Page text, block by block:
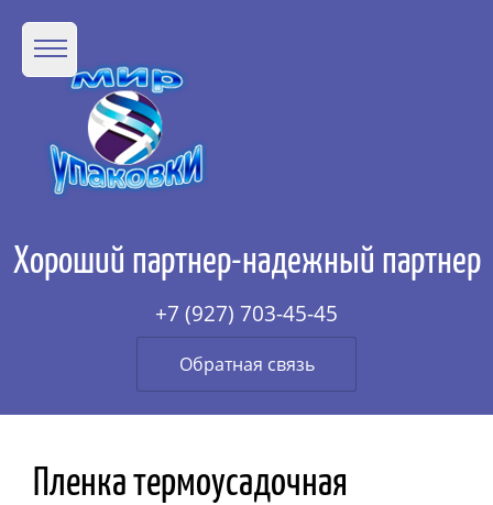
Хороший партнер-надежный партнер
+7 (927) 703-45-45
Обратная связь
Пленка термоусадочная